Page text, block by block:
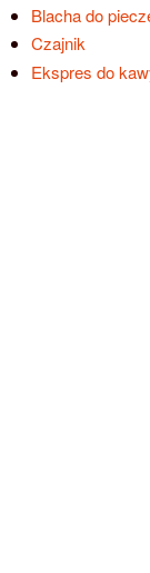
Blacha do
Czajnik
Ekspres do